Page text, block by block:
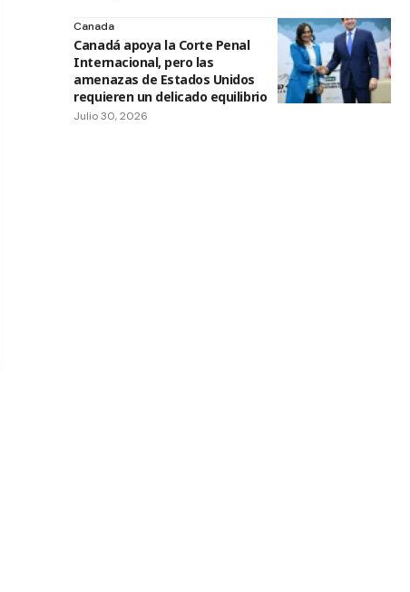
Canada
Canadá apoya la Corte Penal
Internacional, pero las
amenazas de Estados Unidos
requieren un delicado equilibrio
Julio 30, 2026